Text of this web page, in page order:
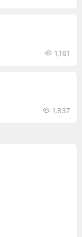
1,161
1,837